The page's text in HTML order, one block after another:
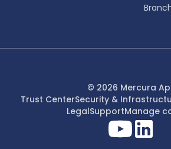
Svenska
Français
© 2026 Mercura
Trust CenterSecurity &
LegalSupportManage